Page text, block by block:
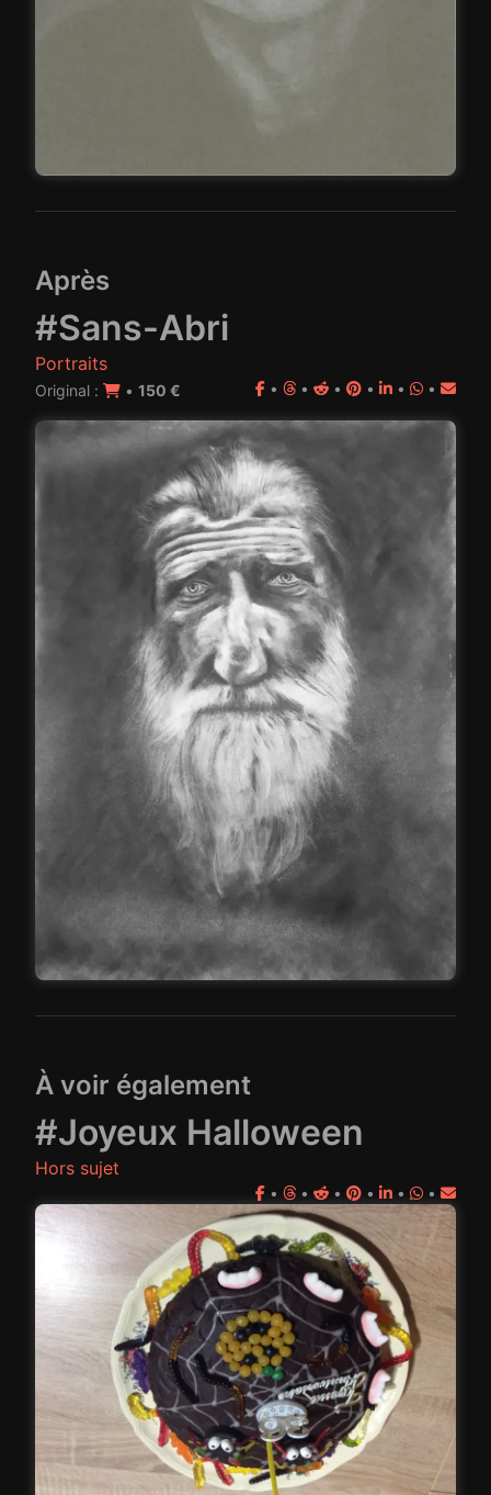
Après
#Sans-Abri
Portraits
Original : • 150 € • • • • • •
À voir également
#Joyeux Halloween
Hors sujet
• • • • • •